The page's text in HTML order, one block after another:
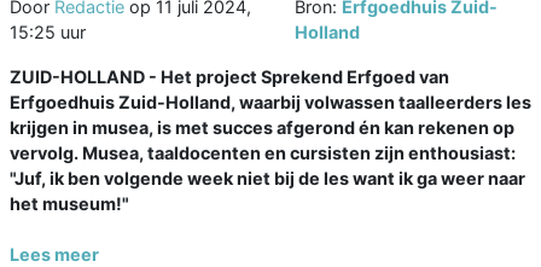
Door Redactie op 11 juli 2024,
15:25 uur
Bron: Erfgoedhuis Zuid-
Holland
ZUID-HOLLAND - Het project Sprekend Erfgoed van
Erfgoedhuis Zuid-Holland, waarbij volwassen taalleerders les
krijgen in musea, is met succes afgerond én kan rekenen op
vervolg. Musea, taaldocenten en cursisten zijn enthousiast:
"Juf, ik ben volgende week niet bij de les want ik ga weer naar
het museum!"
Lees meer